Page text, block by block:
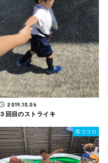
2019.10.06
３回目のストライキ
母ゴコロ